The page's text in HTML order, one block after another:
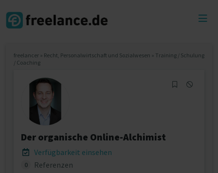
freelancer » Recht, Personalwirtschaft und Sozialwesen » Training / Schulung
/ Coaching
Der organische Online-Alchimist
Verfügbarkeit einsehen
0 Referenzen